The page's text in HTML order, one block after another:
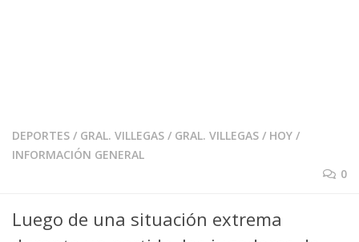
DEPORTES / GRAL. VILLEGAS / GRAL. VILLEGAS / HOY /
INFORMACIÓN GENERAL
0
Luego de una situación extrema